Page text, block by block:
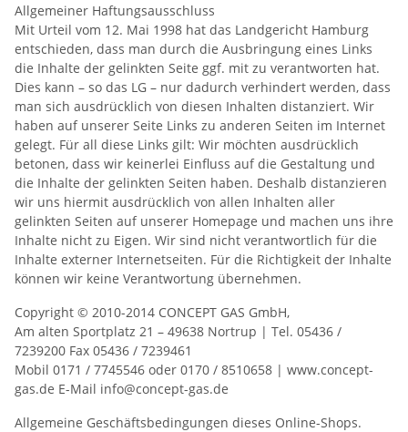
Allgemeiner Haftungsausschluss
Mit Urteil vom 12. Mai 1998 hat das Landgericht Hamburg
entschieden, dass man durch die Ausbringung eines Links
die Inhalte der gelinkten Seite ggf. mit zu verantworten hat.
Dies kann – so das LG – nur dadurch verhindert werden, dass
man sich ausdrücklich von diesen Inhalten distanziert. Wir
haben auf unserer Seite Links zu anderen Seiten im Internet
gelegt. Für all diese Links gilt: Wir möchten ausdrücklich
betonen, dass wir keinerlei Einfluss auf die Gestaltung und
die Inhalte der gelinkten Seiten haben. Deshalb distanzieren
wir uns hiermit ausdrücklich von allen Inhalten aller
gelinkten Seiten auf unserer Homepage und machen uns ihre
Inhalte nicht zu Eigen. Wir sind nicht verantwortlich für die
Inhalte externer Internetseiten. Für die Richtigkeit der Inhalte
können wir keine Verantwortung übernehmen.
Copyright © 2010-2014 CONCEPT GAS GmbH,
Am alten Sportplatz 21 – 49638 Nortrup | Tel. 05436 /
7239200 Fax 05436 / 7239461
Mobil 0171 / 7745546 oder 0170 / 8510658 | www.concept-
gas.de E-Mail info@concept-gas.de
Allgemeine Geschäftsbedingungen dieses Online-Shops.